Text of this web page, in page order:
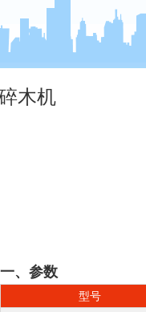
木机
一、参数
型号